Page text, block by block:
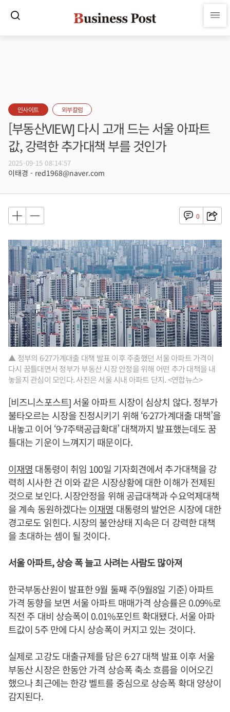
인사이트 외부칼럼
[부동산VIEW] 다시 고개 드는 서울 아파트
값, 강력한 추가대책 부를 것인가
2025-09-15 08:14:57
이태경 - red1968@naver.com
0
▲ 정부의 6·27가계대출 대책 발표 이후 주춤했던 서울 아파트 가격이
다시 꿈틀대면서 정부가 부동산 시장 안정을 위해 어떤 추가 대책을 내
놓을지 관심이 모인다. 사진은 서울 시내 아파트 단지. <연합뉴스>
[비즈니스포스트] 서울 아파트 시장이 심상치 않다. 정부가
불타오르는 시장을 진정시키기 위해 ‘6·27가계대출 대책’을
내놓고 이어 ‘9·7주택공급확대’ 대책까지 발표했는데도 꿈
틀대는 기운이 느껴지기 때문이다.
이재명 대통령이 취임 100일 기자회견에서 추가대책을 강
력히 시사한 건 이와 같은 시장상황에 대한 이해가 전제된
것으로 보인다. 시장안정을 위해 공급대책과 수요억제대책
을 계속 동원하겠다는이재명 대통령의 발언은 시장에 대한
경고로도 읽힌다. 시장의 불안상태 지속은 더 강력한 대책
을 초대하는 셈이 될 것이다.
서울 아파트, 상승 폭 늘고 사려는 사람도 많아져
한국부동산원이 발표한 9월 둘째 주(9월8일 기준) 아파트
가격 동향을 보면 서울 아파트 매매가격 상승률은 0.09%로
직전 주 대비 상승폭이 0.01%포인트 확대됐다. 서울 아파
트값이 5주 만에 다시 상승폭이 커지고 있는 것이다.
실제로 고강도 대출규제를 담은 6·27 대책 발표 이후 서울
부동산 시장은 한동안 가격 상승폭 축소 흐름을 이어오긴
했으나 최근에는 한강 벨트를 중심으로 상승폭 확대 양상이
감지된다.